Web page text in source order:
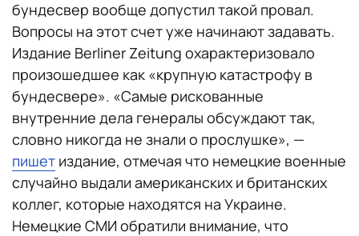
бундесвер вообще допустил такой провал.
Вопросы на этот счет уже начинают задавать.
Издание Berliner Zeitung охарактеризовало
произошедшее как «крупную катастрофу в
бундесвере». «Самые рискованные
внутренние дела генералы обсуждают так,
словно никогда не знали о прослушке», —
пишет издание, отмечая что немецкие военные
случайно выдали американских и британских
коллег, которые находятся на Украине.
Немецкие СМИ обратили внимание, что